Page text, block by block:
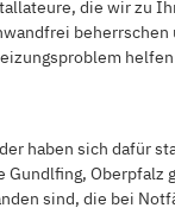
die wir zu
beherrschen
haben sich dafür
Gundlfing, Oberpfalz
sind, die bei